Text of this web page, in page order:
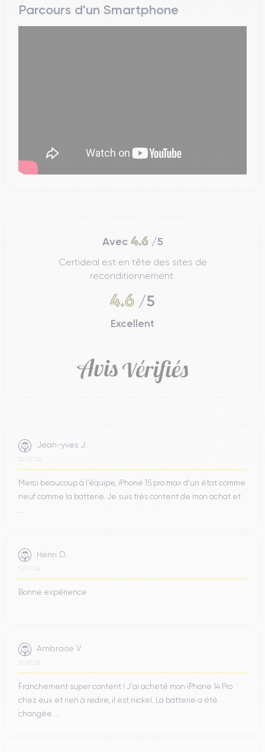
Parcours d'un Smartphone
Avec 4.6/5
Certideal est en tête des sites de
reconditionnement.
4.6 /5
Excellent
Jean-yves J.
26/07/26
Merci beaucoup à l’équipe, iPhone 15 pro max d’un état comme
neuf comme la batterie. Je suis très content de mon achat et
Henri D.
12/07/26
Bonne expérience
Ambroise V.
10/07/26
Franchement super content ! J'ai acheté mon iPhone 14 Pro
chez eux et rien à redire, il est nickel. La batterie a été
changée ...